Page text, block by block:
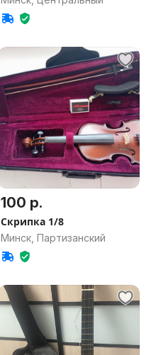
100 р.
Скрипка 1/8
Минск, Партизанский